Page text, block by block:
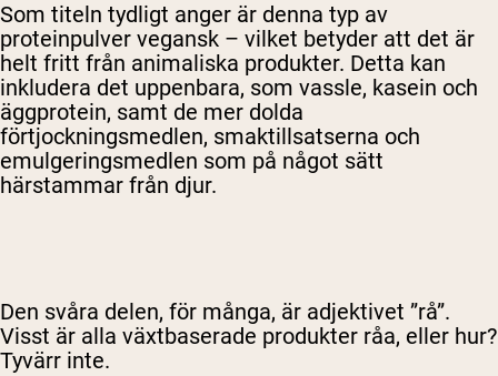
Som titeln tydligt anger är denna typ av
proteinpulver vegansk – vilket betyder att det är
helt fritt från animaliska produkter. Detta kan
inkludera det uppenbara, som vassle, kasein och
äggprotein, samt de mer dolda
förtjockningsmedlen, smaktillsatserna och
emulgeringsmedlen som på något sätt
härstammar från djur.
Den svåra delen, för många, är adjektivet ”rå”.
Visst är alla växtbaserade produkter råa, eller hur?
Tyvärr inte.